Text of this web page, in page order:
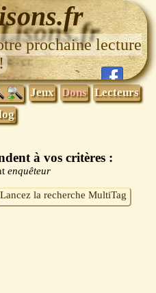
prochaine lecture
!
Jeux Dons Lecteurs
à vos critères :
enquêteur
Lancez la recherche MultiTag